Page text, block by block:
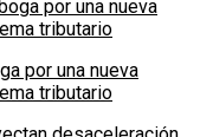
por una nueva
tributario